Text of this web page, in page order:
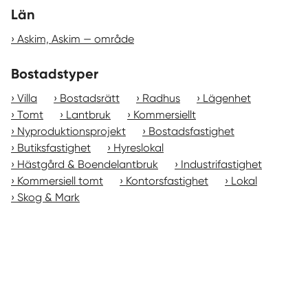
Län
Askim, Askim — område
Bostadstyper
Villa Bostadsrätt Radhus
Lägenhet
Tomt
Lantbruk
Kommersiellt
Nyproduktionsprojekt
Bostadsfastighet
Butiksfastighet
Hyreslokal
Hästgård & Boendelantbruk
Industrifastighet
Kommersiell tomt
Kontorsfastighet
Lokal
Skog & Mark